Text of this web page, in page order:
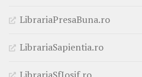
LibrariaPresaBuna.ro
LibrariaSapientia.ro